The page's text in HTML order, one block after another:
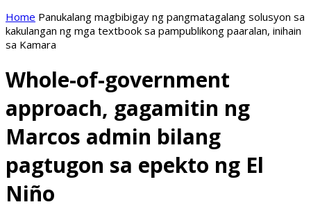
Home Panukalang magbibigay ng pangmatagalang solusyon sa
kakulangan ng mga textbook sa pampublikong paaralan, inihain
sa Kamara
Whole-of-government
approach, gagamitin ng
Marcos admin bilang
pagtugon sa epekto ng El
Niño